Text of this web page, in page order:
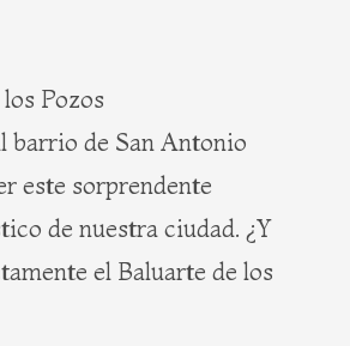
Pozos
barrio de San Antonio
este sorprendente
de nuestra ciudad. ¿Y
el Baluarte de los